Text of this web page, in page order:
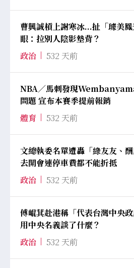
曹興誠槓上謝寒冰...扯「璩美
眼：拉別人陰影墊背？
政治
532 天前
NBA／馬刺發現
問題 宣布本賽季提前報銷
體育
532 天前
文總執委名單遭轟「綠友友、
去開會連停車費都不能折抵
政治
532 天前
傅崐萁赴港稱「代表台灣中央
用中央名義談了什麼？
政治
532 天前